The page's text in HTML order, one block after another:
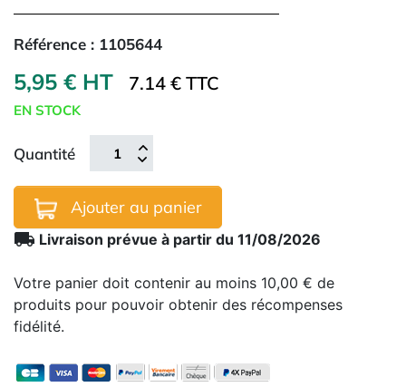
Référence : 1105644
5,95 € HT 7.14 € TTC
EN STOCK
Quantité
Ajouter au panier
local_shipping Livraison prévue à partir du 11/08/2026
Votre panier doit contenir au moins 10,00 € de
produits pour pouvoir obtenir des récompenses
fidélité.